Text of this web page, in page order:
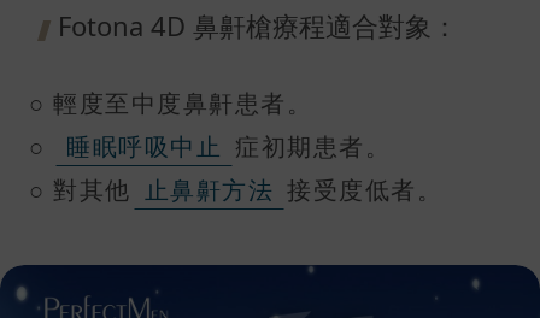
Fotona 4D 鼻鼾槍療程適合對象：
○ 輕度至中度鼻鼾患者。
○
睡眠呼吸中止 症初期患者。
○ 對其他
止鼻鼾方法 接受度低者。